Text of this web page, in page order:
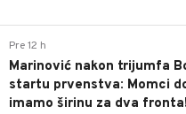
Pre 12 h
Marinović nakon trijumfa
startu prvenstva: Momci
imamo širinu za dva